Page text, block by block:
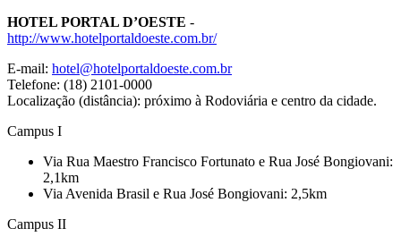
HOTEL PORTAL D’OESTE -
http://www.hotelportaldoeste.com.br/
E-mail: hotel@hotelportaldoeste.com.br
Telefone: (18) 2101-0000
Localização (distância): próximo à Rodoviária e centro da cidade.
Campus I
Via Rua Maestro Francisco Fortunato e Rua José Bongiovani:
2,1km
Via Avenida Brasil e Rua José Bongiovani: 2,5km
Campus II